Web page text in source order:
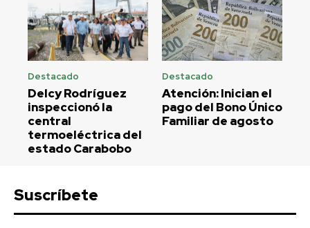
Destacado
Delcy Rodríguez
inspeccionó la
central
termoeléctrica del
estado Carabobo
Destacado
Atención: Inician el
pago del Bono Único
Familiar de agosto
Suscríbete